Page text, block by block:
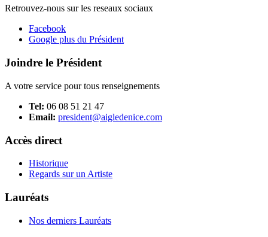
Retrouvez-nous sur les reseaux sociaux
Facebook
Google plus du Président
Joindre le Président
A votre service pour tous renseignements
Tel: 06 08 51 21 47
Email: president@aigledenice.com
Accès direct
Historique
Regards sur un Artiste
Lauréats
Nos derniers Lauréats